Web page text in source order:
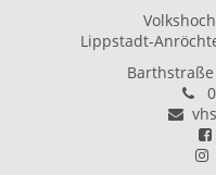
Lippstadt-